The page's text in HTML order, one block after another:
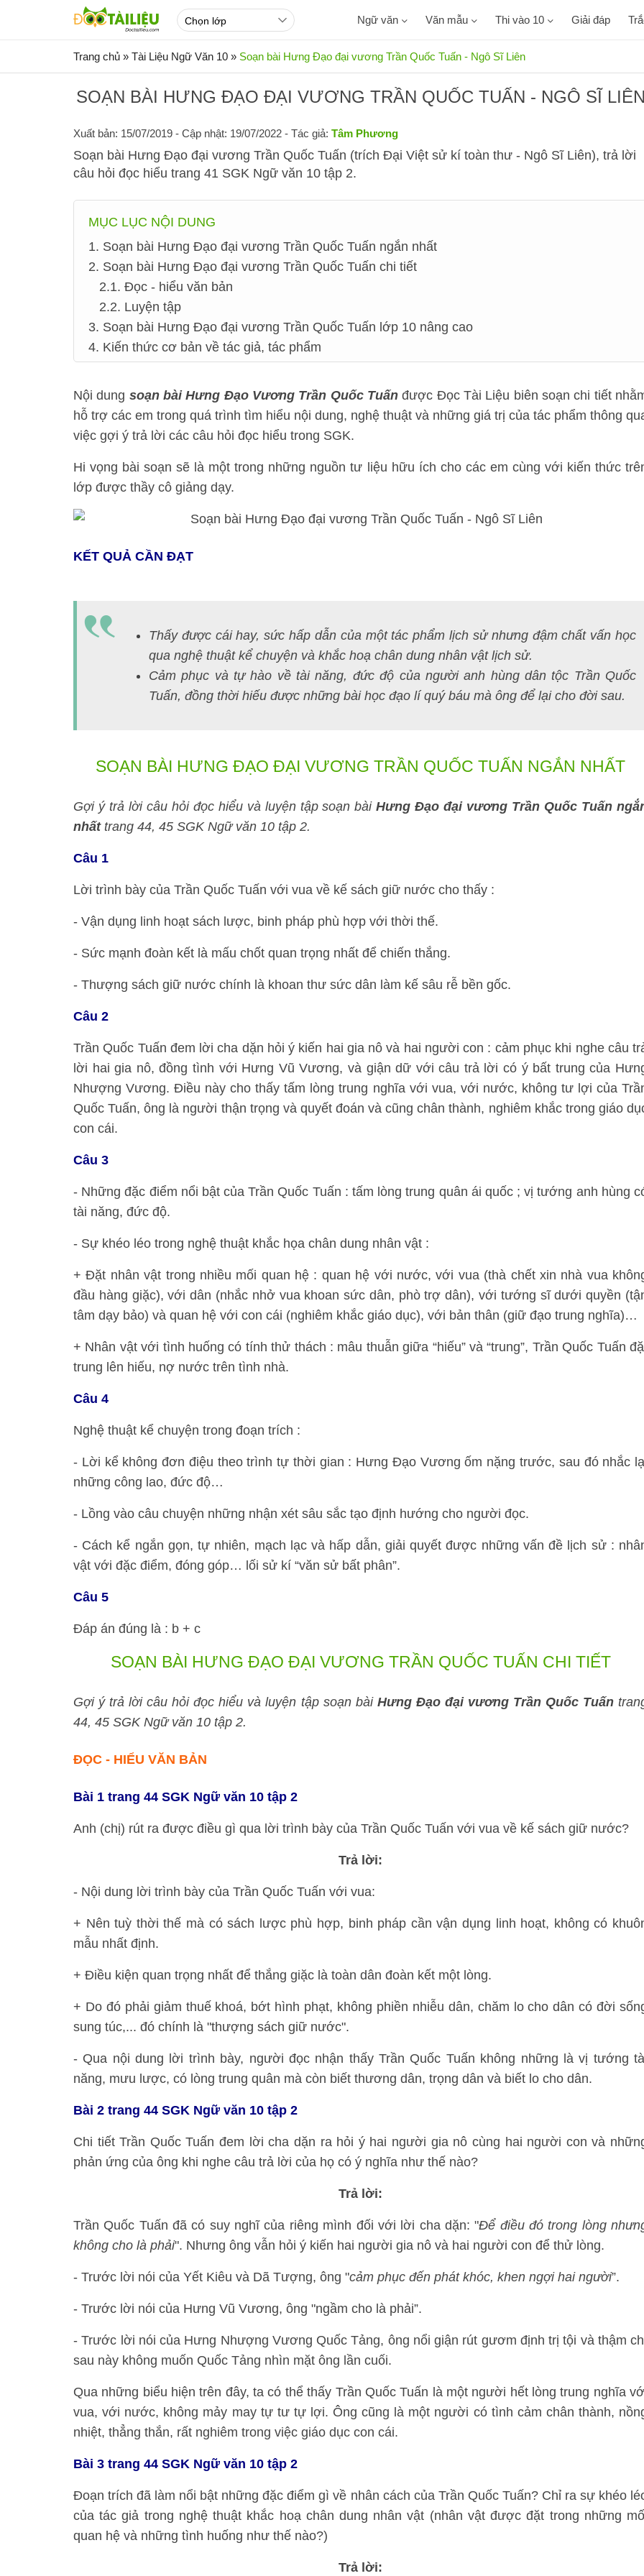
Ngữ văn Văn mẫu Thi vào 10 Giải đáp
Trang chủ » Tài Liệu Ngữ Văn 10 » Soạn bài Hưng Đạo đại vương Trần Quốc Tuấn - Ngô Sĩ Liên
SOẠN BÀI HƯNG ĐẠO ĐẠI VƯƠNG TRẦN QUỐC TUẤN - NGÔ SĨ
Xuất bản: 15/07/2019 - Cập nhật: 19/07/2022 - Tác giả: Tâm Phương
Soạn bài Hưng Đạo đại vương Trần Quốc Tuấn (trích Đại Việt sử kí toàn thư - Ngô Sĩ Liên), trả lời
câu hỏi đọc hiểu trang 41 SGK Ngữ văn 10 tập 2.
MỤC LỤC NỘI DUNG
1. Soạn bài Hưng Đạo đại vương Trần Quốc Tuấn ngắn nhất
2. Soạn bài Hưng Đạo đại vương Trần Quốc Tuấn chi tiết
2.1. Đọc - hiểu văn bản
2.2. Luyện tập
3. Soạn bài Hưng Đạo đại vương Trần Quốc Tuấn lớp 10 nâng cao
4. Kiến thức cơ bản về tác giả, tác phẩm
Nội dung soạn bài Hưng Đạo Vương Trần Quốc Tuấn được Đọc Tài Liệu biên soạn chi tiết
hỗ trợ các em trong quá trình tìm hiểu nội dung, nghệ thuật và những giá trị của tác phẩm thông
việc gợi ý trả lời các câu hỏi đọc hiểu trong SGK.
Hi vọng bài soạn sẽ là một trong những nguồn tư liệu hữu ích cho các em cùng với kiến thức
lớp được thầy cô giảng dạy.
KẾT QUẢ CẦN ĐẠT
Thấy được cái hay, sức hấp dẫn của một tác phẩm lịch sử nhưng đậm chất vấn học
qua nghệ thuật kể chuyện và khắc hoạ chân dung nhân vật lịch sử.
Cảm phục và tự hào về tài năng, đức độ của người anh hùng dân tộc Trần Quốc
Tuấn, đồng thời hiếu được những bài học đạo lí quý báu mà ông để lại cho đời sau.
SOẠN BÀI HƯNG ĐẠO ĐẠI VƯƠNG TRẦN QUỐC TUẤN NGẮN NHẤT
Gợi ý trả lời câu hỏi đọc hiểu và luyện tập soạn bàiHưng Đạo đại vương Trần Quốc Tuấn
nhấttrang 44, 45 SGK Ngữ văn 10 tập 2.
Câu 1
Lời trình bày của Trần Quốc Tuấn với vua về kế sách giữ nước cho thấy :
- Vận dụng linh hoạt sách lược, binh pháp phù hợp với thời thế.
- Sức mạnh đoàn kết là mấu chốt quan trọng nhất để chiến thắng.
- Thượng sách giữ nước chính là khoan thư sức dân làm kế sâu rễ bền gốc.
Câu 2
Trần Quốc Tuấn đem lời cha dặn hỏi ý kiến hai gia nô và hai người con : cảm phục khi nghe câu
lời hai gia nô, đồng tình với Hưng Vũ Vương, và giận dữ với câu trả lời có ý bất trung của
Nhượng Vương. Điều này cho thấy tấm lòng trung nghĩa với vua, với nước, không tư lợi của
Quốc Tuấn, ông là người thận trọng và quyết đoán và cũng chân thành, nghiêm khắc trong giáo
con cái.
Câu 3
- Những đặc điểm nổi bật của Trần Quốc Tuấn : tấm lòng trung quân ái quốc ; vị tướng anh hùng
tài năng, đức độ.
- Sự khéo léo trong nghệ thuật khắc họa chân dung nhân vật :
+ Đặt nhân vật trong nhiều mối quan hệ : quan hệ với nước, với vua (thà chết xin nhà vua
đầu hàng giặc), với dân (nhắc nhở vua khoan sức dân, phò trợ dân), với tướng sĩ dưới quyền
tâm dạy bảo) và quan hệ với con cái (nghiêm khắc giáo dục), với bản thân (giữ đạo trung nghĩa)…
+ Nhân vật với tình huống có tính thử thách : mâu thuẫn giữa “hiếu” và “trung”, Trần Quốc Tuấn
trung lên hiếu, nợ nước trên tình nhà.
Câu 4
Nghệ thuật kể chuyện trong đoạn trích :
- Lời kể không đơn điệu theo trình tự thời gian : Hưng Đạo Vương ốm nặng trước, sau đó nhắc
những công lao, đức độ…
- Lồng vào câu chuyện những nhận xét sâu sắc tạo định hướng cho người đọc.
- Cách kể ngắn gọn, tự nhiên, mạch lạc và hấp dẫn, giải quyết được những vấn đề lịch sử :
vật với đặc điểm, đóng góp… lối sử kí “văn sử bất phân”.
Câu 5
Đáp án đúng là : b + c
SOẠN BÀI HƯNG ĐẠO ĐẠI VƯƠNG TRẦN QUỐC TUẤN CHI TIẾT
Gợi ý trả lời câu hỏi đọc hiểu và luyện tập soạn bài Hưng Đạo đại vương Trần Quốc Tuấn
44, 45 SGK Ngữ văn 10 tập 2.
ĐỌC - HIỂU VĂN BẢN
Bài 1 trang 44 SGK Ngữ văn 10 tập 2
Anh (chị) rút ra được điều gì qua lời trình bày của Trần Quốc Tuấn với vua về kế sách giữ nước?
Trả lời:
- Nội dung lời trình bày của Trần Quốc Tuấn với vua:
+ Nên tuỳ thời thế mà có sách lược phù hợp, binh pháp cần vận dụng linh hoạt, không có
mẫu nhất định.
+ Điều kiện quan trọng nhất để thắng giặc là toàn dân đoàn kết một lòng.
+ Do đó phải giảm thuế khoá, bớt hình phạt, không phiền nhiễu dân, chăm lo cho dân có đời
sung túc,... đó chính là "thượng sách giữ nước".
- Qua nội dung lời trình bày, người đọc nhận thấy Trần Quốc Tuấn không những là vị tướng
năng, mưu lược, có lòng trung quân mà còn biết thương dân, trọng dân và biết lo cho dân.
Bài 2 trang 44 SGK Ngữ văn 10 tập 2
Chi tiết Trần Quốc Tuấn đem lời cha dặn ra hỏi ý hai người gia nô cùng hai người con và
phản ứng của ông khi nghe câu trả lời của họ có ý nghĩa như thế nào?
Trả lời:
Trần Quốc Tuấn đã có suy nghĩ của riêng mình đối với lời cha dặn: "Để điều đó trong lòng
không cho là phải". Nhưng ông vẫn hỏi ý kiến hai người gia nô và hai người con để thử lòng.
- Trước lời nói của Yết Kiêu và Dã Tượng, ông "cảm phục đến phát khóc, khen ngợi hai người”.
- Trước lời nói của Hưng Vũ Vương, ông "ngầm cho là phải”.
- Trước lời nói của Hưng Nhượng Vương Quốc Tảng, ông nổi giận rút gươm định trị tội và thậm
sau này không muốn Quốc Tảng nhìn mặt ông lần cuối.
Qua những biểu hiện trên đây, ta có thể thấy Trần Quốc Tuấn là một người hết lòng trung nghĩa
vua, với nước, không mảy may tự tư tự lợi. Ông cũng là một người có tình cảm chân thành,
nhiệt, thẳng thắn, rất nghiêm trong việc giáo dục con cái.
Bài 3 trang 44 SGK Ngữ văn 10 tập 2
Đoạn trích đã làm nổi bật những đặc điểm gì về nhân cách của Trần Quốc Tuấn? Chỉ ra sự khéo
của tác giả trong nghệ thuật khắc hoạ chân dung nhân vật (nhân vật được đặt trong những
quan hệ và những tình huống như thế nào?)
Trả lời: